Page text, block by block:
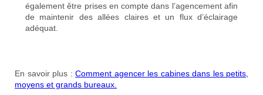
également être prises en compte dans l’agencement afin
de maintenir des allées claires et un flux d’éclairage
adéquat.
En savoir plus : Comment agencer les cabines dans les petits,
moyens et grands bureaux.